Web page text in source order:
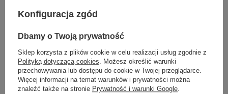
info@greencomputers.pl
Zapytaj o ten produkt
Konfiguracja zgód
Dbamy o Twoją prywatność
Sklep korzysta z plików cookie w celu realizacji usług zgodnie z
Polityką dotyczącą cookies . Możesz określić warunki
przechowywania lub dostępu do cookie w Twojej przeglądarce.
Więcej informacji na temat warunków i prywatności można
znaleźć także na stronie Prywatność i warunki Google